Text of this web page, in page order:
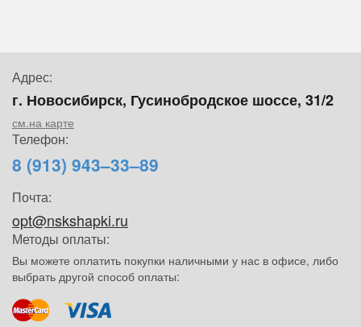
Адрес:
г. Новосибирск, Гусинобродское шоссе, 31/2
см.на карте
Телефон:
8 (913) 943–33–89
Почта:
opt@nskshapki.ru
Методы оплаты:
Вы можете оплатить покупки наличными у нас в офисе, либо
выбрать другой способ оплаты: